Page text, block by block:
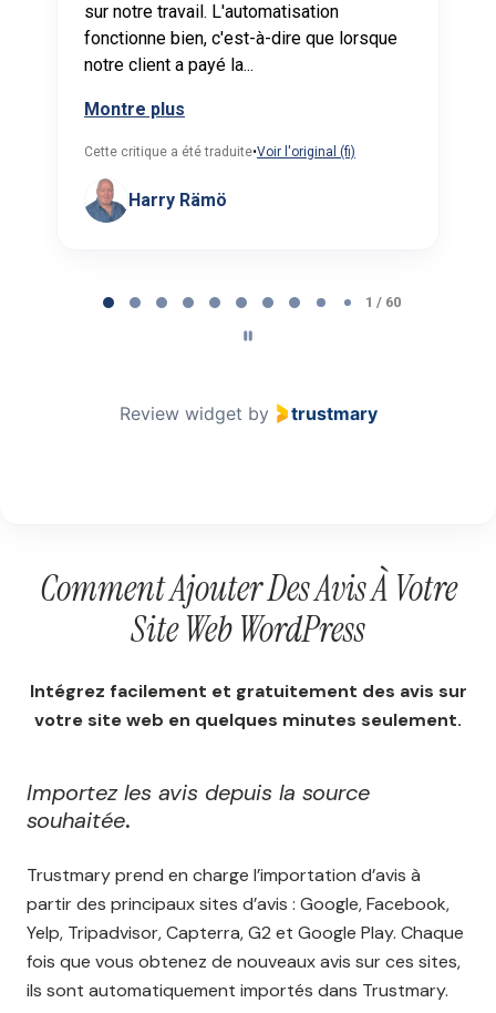
sur notre travail. L'automatisation
fonctionne bien, c'est-à-dire que lorsque
notre client a payé la...
Montre plus
Cette critique a été traduite•Voir l'original (fi)
Harry Rämö
1 / 60
Review widget by trustmary
Comment Ajouter Des Avis À Votre
Site Web WordPress
Intégrez facilement et gratuitement des avis sur
votre site web en quelques minutes seulement.
Importez les avis depuis la source
souhaitée.
Trustmary prend en charge l’importation d’avis à
partir des principaux sites d’avis : Google, Facebook,
Yelp, Tripadvisor, Capterra, G2 et Google Play. Chaque
fois que vous obtenez de nouveaux avis sur ces sites,
ils sont automatiquement importés dans Trustmary.